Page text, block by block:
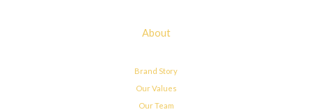
About
Brand Story
Our Values
Our Team